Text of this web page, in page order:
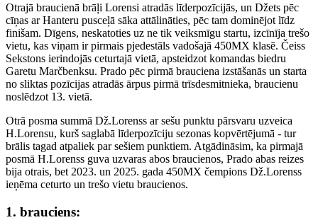
Otrajā braucienā brāļi Lorensi atradās līderpozīcijās, un Džets pēc
cīņas ar Hanteru pusceļā sāka attālināties, pēc tam dominējot līdz
finišam. Dīgens, neskatoties uz ne tik veiksmīgu startu, izcīnīja trešo
vietu, kas viņam ir pirmais pjedestāls vadošajā 450MX klasē. Čeiss
Sekstons ierindojās ceturtajā vietā, apsteidzot komandas biedru
Garetu Marčbenksu. Prado pēc pirmā brauciena izstāšanās un starta
no sliktas pozīcijas atradās ārpus pirmā trīsdesmitnieka, braucienu
noslēdzot 13. vietā.
Otrā posma summā Dž.Lorenss ar sešu punktu pārsvaru uzveica
H.Lorensu, kurš saglabā līderpozīciju sezonas kopvērtējumā - tur
brālis tagad atpaliek par sešiem punktiem. Atgādināsim, ka pirmajā
posmā H.Lorenss guva uzvaras abos braucienos, Prado abas reizes
bija otrais, bet 2023. un 2025. gada 450MX čempions Dž.Lorenss
ieņēma ceturto un trešo vietu braucienos.
1. brauciens: